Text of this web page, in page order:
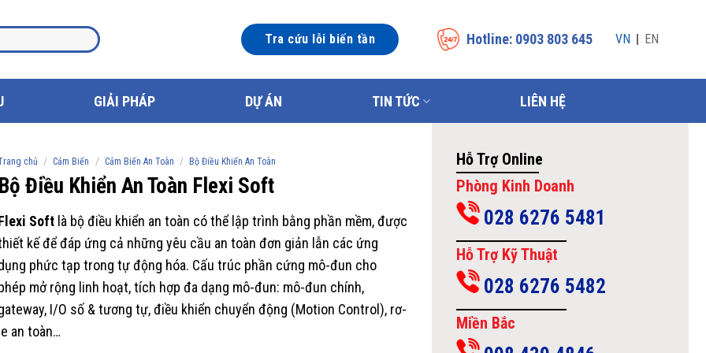
Tra cứu lỗi biến tần Hotline: 0903 803 645 EN
VN
GIẢI PHÁP DỰ ÁN TIN TỨC LIÊN HỆ
Hỗ Trợ Online
Phòng Kinh Doanh
028 6276 5481
Hỗ Trợ Kỹ Thuật
028 6276 5482
Miền Bắc
chủ / Cảm Biến / Cảm Biến An Toàn / Bộ Điều Khiển An Toàn
Bộ Điều Khiển An Toàn Flexi Soft
Soft là bộ điều khiển an toàn có thể lập trình bằng phần mềm, được
kế để đáp ứng cả những yêu cầu an toàn đơn giản lẫn các ứng
phức tạp trong tự động hóa. Cấu trúc phần cứng mô-đun cho
mở rộng linh hoạt, tích hợp đa dạng mô-đun: mô-đun chính,
I/O số & tương tự, điều khiển chuyển động (Motion Control), rơ-
le an toàn…